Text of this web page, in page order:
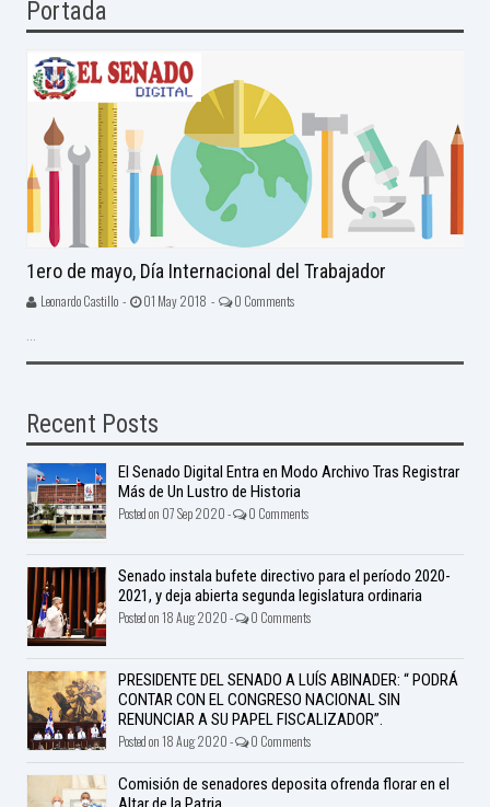
Portada
1ero de mayo, Día Internacional del Trabajador
Leonardo Castillo - 01 May 2018 - 0 Comments
Recent Posts
El Senado Digital Entra en Modo Archivo Tras Registrar
Más de Un Lustro de Historia
Posted on 07 Sep 2020 - 0 Comments
Senado instala bufete directivo para el período 2020-
2021, y deja abierta segunda legislatura ordinaria
Posted on 18 Aug 2020 - 0 Comments
PRESIDENTE DEL SENADO A LUÍS ABINADER: “ PODRÁ
CONTAR CON EL CONGRESO NACIONAL SIN
RENUNCIAR A SU PAPEL FISCALIZADOR”.
Posted on 18 Aug 2020 - 0 Comments
Comisión de senadores deposita ofrenda florar en el